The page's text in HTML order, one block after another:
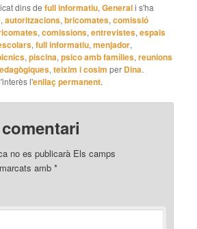
dins defull informatiu,Generali s'ha
,autoritzacions,bricomates,comissió
,comissions,entrevistes,espais
,full informatiu,menjador,
,piscina,psico amb famílies,reunions
,teixim i cosim per Dina.
l'enllaç permanent.
no es publicarà Els camps
amb*